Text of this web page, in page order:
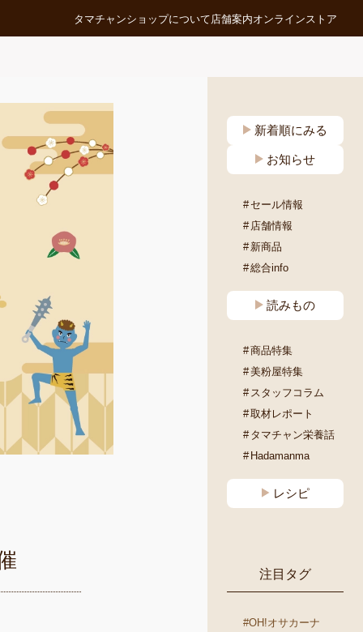
タマチャンショップについて 店舗案内オンラインストア
新着順にみる
お知らせ
セール情報
店舗情報
新商品
総合info
読みもの
商品特集
美粉屋特集
スタッフコラム
取材レポート
タマチャン栄養話
Hadamanma
レシピ
注目タグ
#OH!オサカーナ